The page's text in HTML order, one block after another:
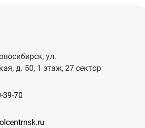
ул.
д. 50, 1 этаж, 27 сектор
39-70